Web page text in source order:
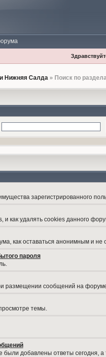
Нижняя Салда» Поиск по
зарегистрированного
и как удалять cookies данного
как оставаться анонимным и
пароля
размещении сообщений на
темы.
были добавлены ответы сегодня,